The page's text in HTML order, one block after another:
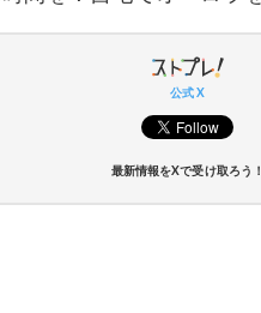
公式 X
最新情報をXで受け取ろう！